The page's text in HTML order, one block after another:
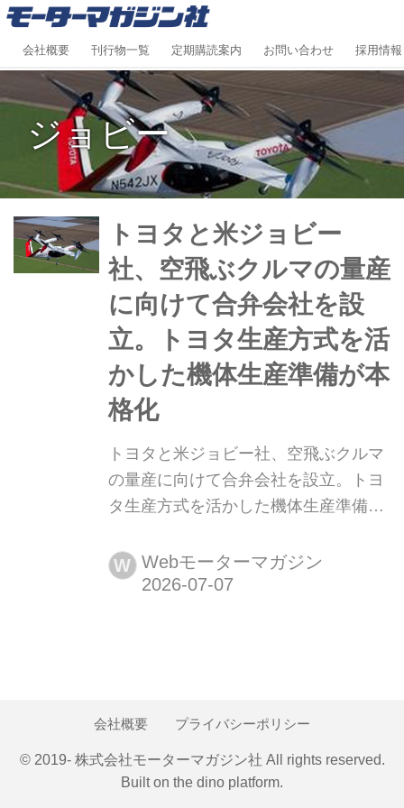
会社概要 刊行物一覧 定期購読案内 お問い合わせ 採用情報
ジョビー
トヨタと米ジョビー
社、空飛ぶクルマの量産
に向けて合弁会社を設
立。トヨタ生産方式を活
かした機体生産準備が本
格化
トヨタと米ジョビー社、空飛ぶクルマ
の量産に向けて合弁会社を設立。トヨ
タ生産方式を活かした機体生産準備が
Aviation(ジョビーアビエーション/以
下、ジョビー社)は、電動垂直離着陸機
W Webモーターマガジン
会社概要 プライバシーポリシー
© 2019- 株式会社モーターマガジン社 All rights reserved.
Built on the dino platform.